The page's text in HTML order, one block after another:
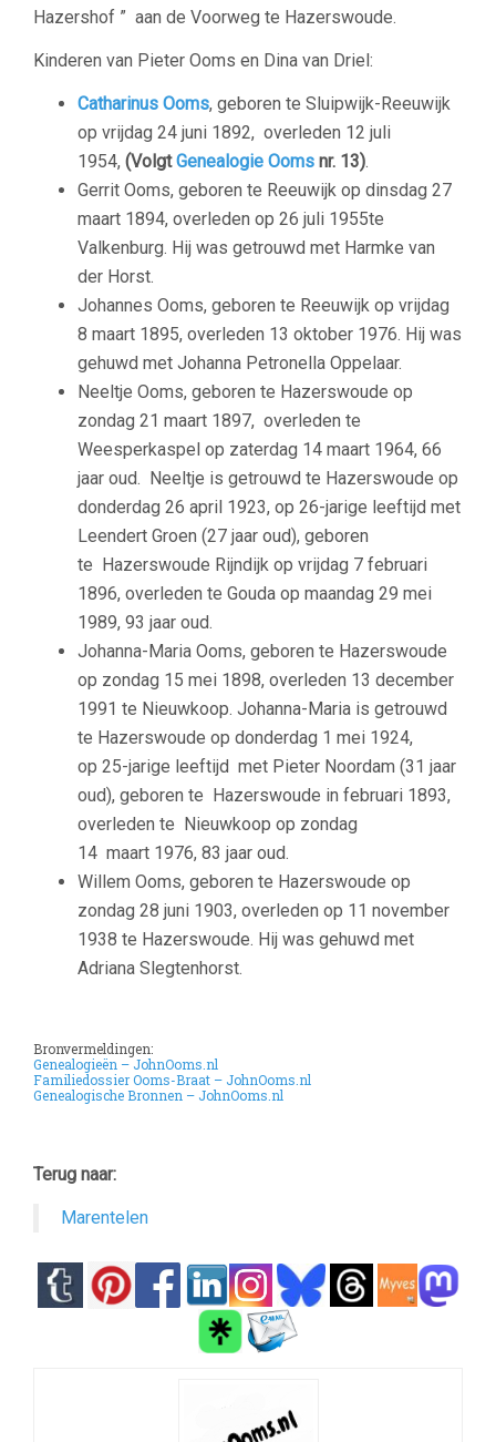
Hazershof ” aan de Voorweg te Hazerswoude.
Kinderen van Pieter Ooms en Dina van Driel:
Catharinus Ooms, geboren te Sluipwijk-Reeuwijk
op vrijdag 24 juni 1892, overleden 12 juli
1954, (VolgtGenealogie Ooms nr. 13).
Gerrit Ooms, geboren te Reeuwijk op dinsdag 27
maart 1894, overleden op 26 juli 1955te
Valkenburg. Hij was getrouwd met Harmke van
der Horst.
Johannes Ooms, geboren te Reeuwijk op vrijdag
8 maart 1895, overleden 13 oktober 1976. Hij was
gehuwd met Johanna Petronella Oppelaar.
Neeltje Ooms, geboren te Hazerswoude op
zondag 21 maart 1897, overleden te
Weesperkaspel op zaterdag 14 maart 1964, 66
jaar oud. Neeltje is getrouwd te Hazerswoude op
donderdag 26 april 1923, op 26-jarige leeftijd met
Leendert Groen (27 jaar oud), geboren
te Hazerswoude Rijndijk op vrijdag 7 februari
1896, overleden te Gouda op maandag 29 mei
1989, 93 jaar oud.
Johanna-Maria Ooms, geboren te Hazerswoude
op zondag 15 mei 1898, overleden 13 december
1991 te Nieuwkoop. Johanna-Maria is getrouwd
te Hazerswoude op donderdag 1 mei 1924,
op 25-jarige leeftijd met Pieter Noordam (31 jaar
oud), geboren te Hazerswoude in februari 1893,
overleden te Nieuwkoop op zondag
14 maart 1976, 83 jaar oud.
Willem Ooms, geboren te Hazerswoude op
zondag 28 juni 1903, overleden op 11 november
1938 te Hazerswoude. Hij was gehuwd met
Adriana Slegtenhorst.
Bronvermeldingen:
Genealogieën – JohnOoms.nl
Familiedossier Ooms-Braat – JohnOoms.nl
Genealogische Bronnen – JohnOoms.nl
Terug naar:
Marentelen